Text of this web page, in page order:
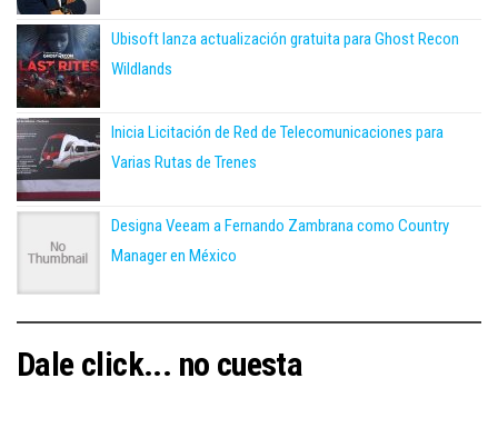
Ubisoft lanza actualización gratuita para Ghost Recon
Wildlands
Inicia Licitación de Red de Telecomunicaciones para
Varias Rutas de Trenes
Designa Veeam a Fernando Zambrana como Country
Manager en México
Dale click... no cuesta